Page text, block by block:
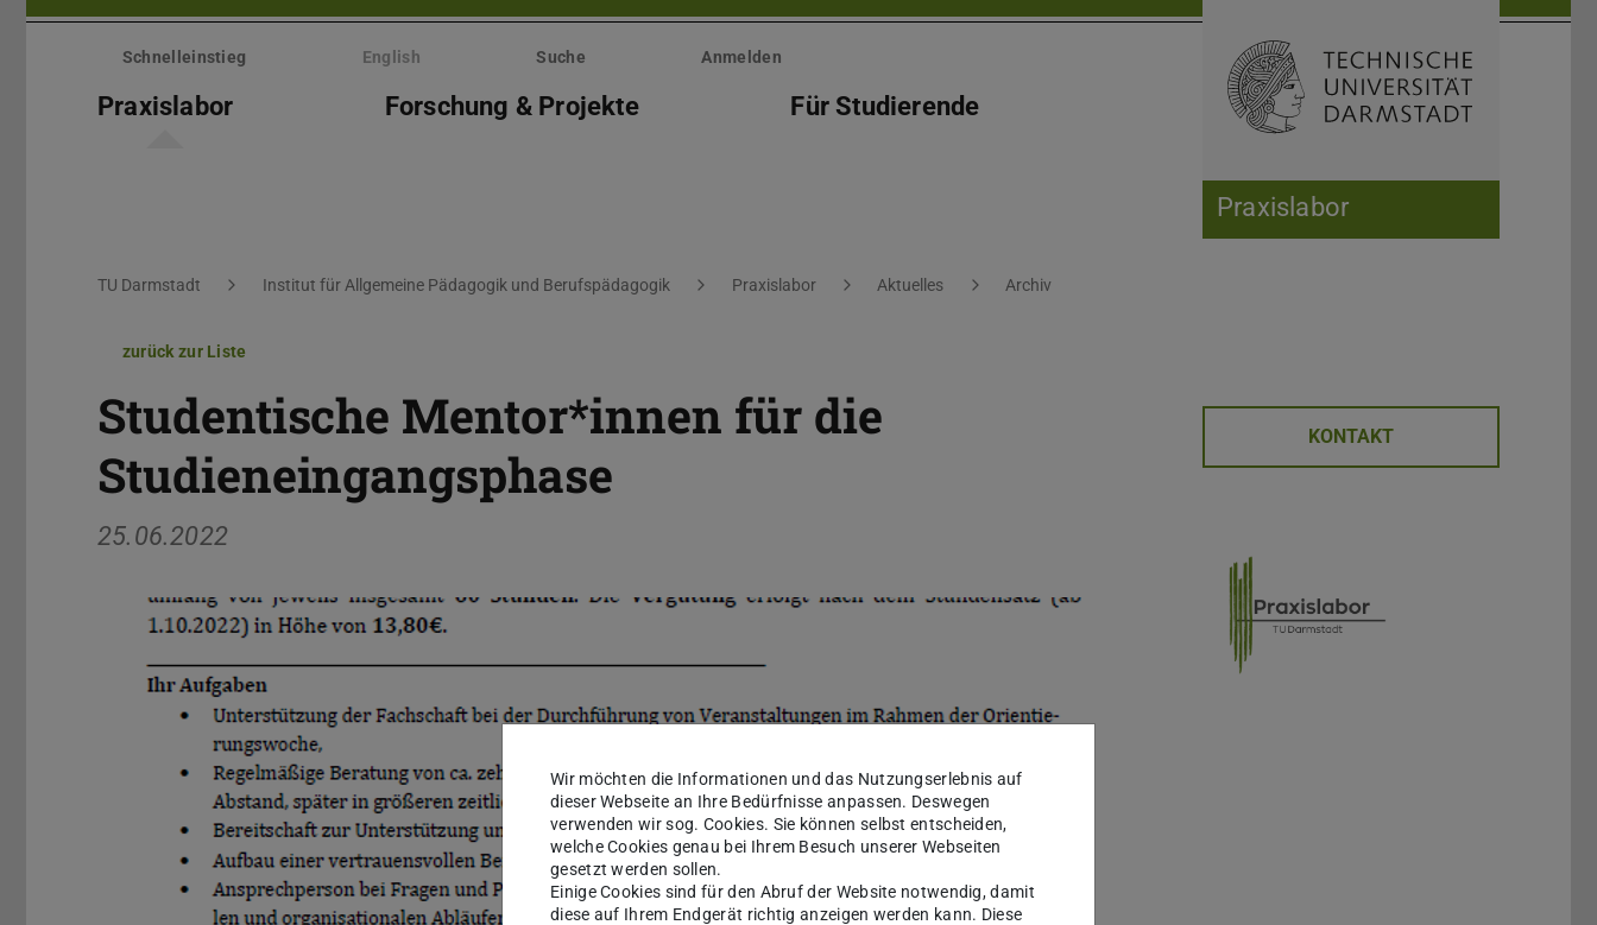
Menü
überspringen
Praxislabor
Schnelleinstieg English Suche Anmelden
Praxislabor Forschung & Projekte Für Studierende Suche öffnen
Sie befinden sich hier:
TU Darmstadt Institut für Allgemeine Pädagogik und Berufspädagogik Praxislabor Aktuelles Archiv
zurück zur Liste
Studentische Mentor*innen für die
Studieneingangsphase
25.06.2022
KONTAKT
Wir möchten die Informationen und das Nutzungserlebnis auf
dieser Webseite an Ihre Bedürfnisse anpassen. Deswegen
verwenden wir sog. Cookies. Sie können selbst entscheiden,
welche Cookies genau bei Ihrem Besuch unserer Webseiten
gesetzt werden sollen.
Einige Cookies sind für den Abruf der Website notwendig, damit
diese auf Ihrem Endgerät richtig anzeigen werden kann. Diese